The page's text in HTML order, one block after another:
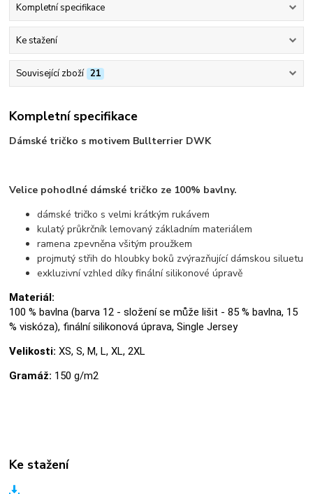
Kompletní specifikace
Ke stažení
Související zboží 21
Kompletní specifikace
Dámské tričko s motivem Bullterrier DWK
Velice pohodlné dámské tričko ze 100% bavlny.
dámské tričko s velmi krátkým rukávem
kulatý průkrčník lemovaný základním materiálem
ramena zpevněna všitým proužkem
projmutý střih do hloubky boků zvýrazňující dámskou siluetu
exkluzivní vzhled díky finální silikonové úpravě
Materiál:
100 % bavlna (barva 12 - složení se může lišit - 85 % bavlna, 15
% viskóza), finální silikonová úprava, Single Jersey
Velikosti: XS, S, M, L, XL, 2XL
Gramáž: 150 g/m2
Ke stažení